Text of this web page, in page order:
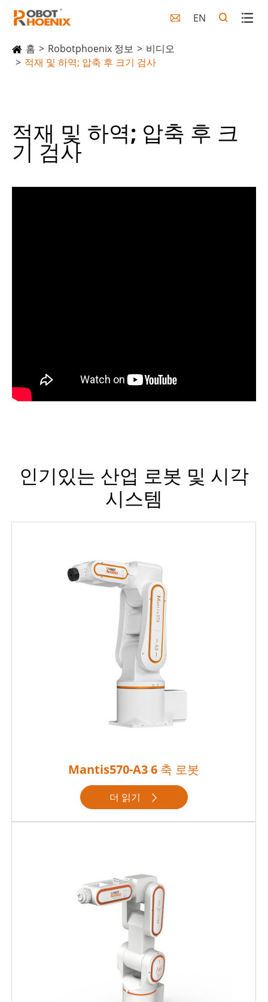
 EN
홈 Robotphoenix 정보
비디오
적재 및 하역; 압축 후 크기 검사
적재 및 하역; 압축 후 크
기 검사
인기있는 산업 로봇 및 시각
시스템
Mantis570-A3 6 축 로봇
더 읽기 